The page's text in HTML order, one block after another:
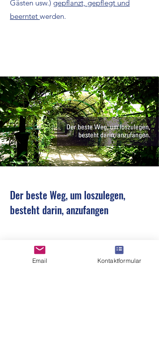
Gästen usw.) gepflanzt, gepflegt und
beerntet werden.
Der beste Weg, um loszulegen,
besteht darin, anzufangen
Email Kontaktformular